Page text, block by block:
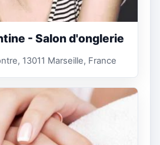
- Salon d'onglerie
13011 Marseille, France